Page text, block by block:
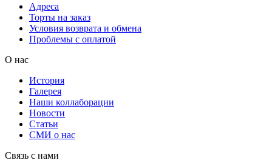
Адреса
Торты на заказ
Условия возврата и обмена
Проблемы с оплатой
О нас
История
Галерея
Наши коллаборации
Новости
Статьи
СМИ о нас
Связь с нами